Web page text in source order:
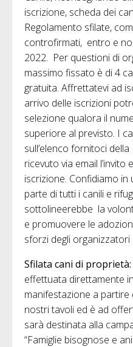
iscrizione, scheda dei
Regolamento sfilate,
controfirmati, entro e
2022. Per questioni di
massimo fissato è di 4
gratuita. Affrettatevi ad
arrivo delle iscrizioni
selezione qualora il
superiore al previsto. I
sull’elenco fornitoci
ricevuto via email l’invito
iscrizione. Confidiamo
parte di tutti i canili e
sottolineerebbe la
e promuovere le
sforzi degli
Sfilata cani di proprietà:
effettuata direttamente
manifestazione a
nostri tavoli ed è ad
sarà destinata alla
“Famiglie bisognose e